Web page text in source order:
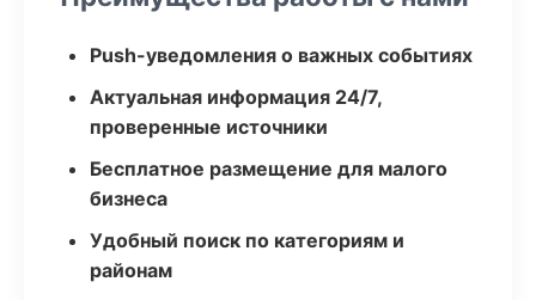
Push-уведомления о важных событиях
Актуальная информация 24/7,
проверенные источники
Бесплатное размещение для малого
бизнеса
Удобный поиск по категориям и
районам